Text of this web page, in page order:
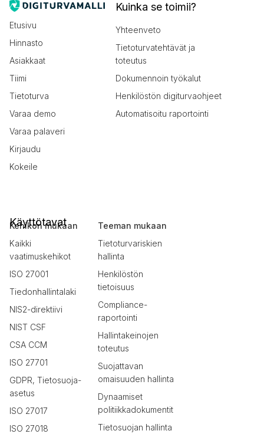
Etusivu
Hinnasto
Asiakkaat
Tiimi
Tietoturva
Varaa demo
Varaa palaveri
Kirjaudu
Kokeile
Kuinka se toimii?
Yhteenveto
Tietoturvatehtävät ja
toteutus
Dokumennoin työkalut
Henkilöstön digiturvaohjeet
Automatisoitu raportointi
Käyttötavat
Kehikon mukaan
Kaikki
vaatimuskehikot
ISO 27001
Tiedonhallintalaki
NIS2-direktiivi
NIST CSF
CSA CCM
ISO 27701
GDPR, Tietosuoja-
asetus
ISO 27017
ISO 27018
Teeman mukaan
Tietoturvariskien
hallinta
Henkilöstön
tietoisuus
Compliance-
raportointi
Hallintakeinojen
toteutus
Suojattavan
omaisuuden hallinta
Dynaamiset
politiikkadokumentit
Tietosuojan hallinta